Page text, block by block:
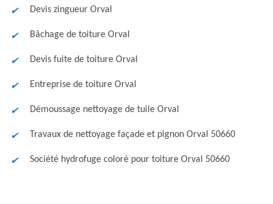
Devis zingueur Orval
Bâchage de toiture Orval
Devis fuite de toiture Orval
Entreprise de toiture Orval
Démoussage nettoyage de tuile Orval
Travaux de nettoyage façade et pignon Orval 50660
Société hydrofuge coloré pour toiture Orval 50660